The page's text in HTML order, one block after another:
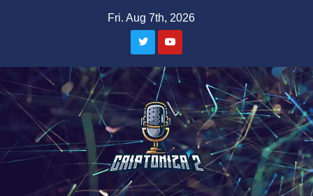
Fri. Aug 7th, 2026